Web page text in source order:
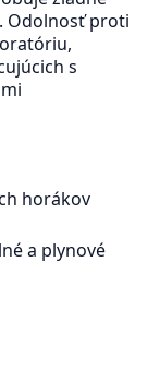
Odolnosť proti
s
horákov
a plynové